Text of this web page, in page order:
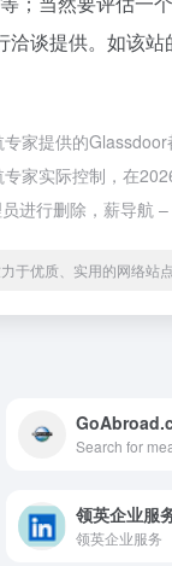
谈提供。如该站
家提供的
家实际控制，在
进行删除，薪导航
于优质、实用的网络站
领英企业服
领英企业服务